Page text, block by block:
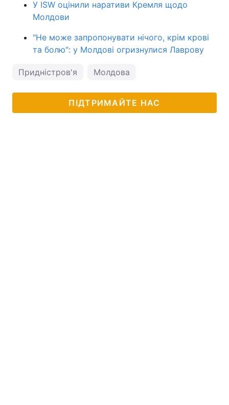
У ISW оцінили наративи Кремля щодо
Молдови
"Не може запропонувати нічого, крім крові
та болю": у Молдові огризнулися Лаврову
Придністров'я Молдова
ПІДТРИМАЙТЕ НАС